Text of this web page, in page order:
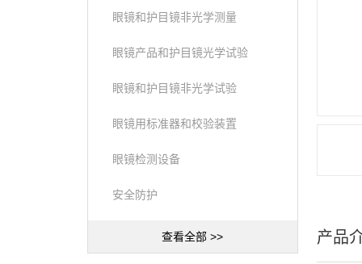
眼镜和护目镜非光学测量
眼镜产品和护目镜光学试验
眼镜和护目镜非光学试验
眼镜用标准器和校验装置
眼镜检测设备
安全防护
查看全部 >> 产品